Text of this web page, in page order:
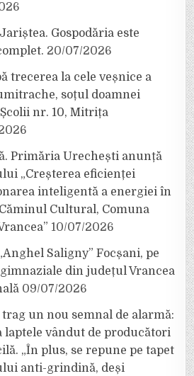
Gospodăria este
20/07/2026
trecerea la cele veșnice a
soțul doamnei
nr. 10, Mitrița
Primăria Urechești anunță
„Creșterea eficienței
inteligentă a energiei în
Cultural, Comuna
10/07/2026
Saligny” Focșani, pe
din județul Vrancea
09/07/2026
un nou semnal de alarmă:
vândut de producători
„În plus, se repune pe tapet
anti-grindină, deși